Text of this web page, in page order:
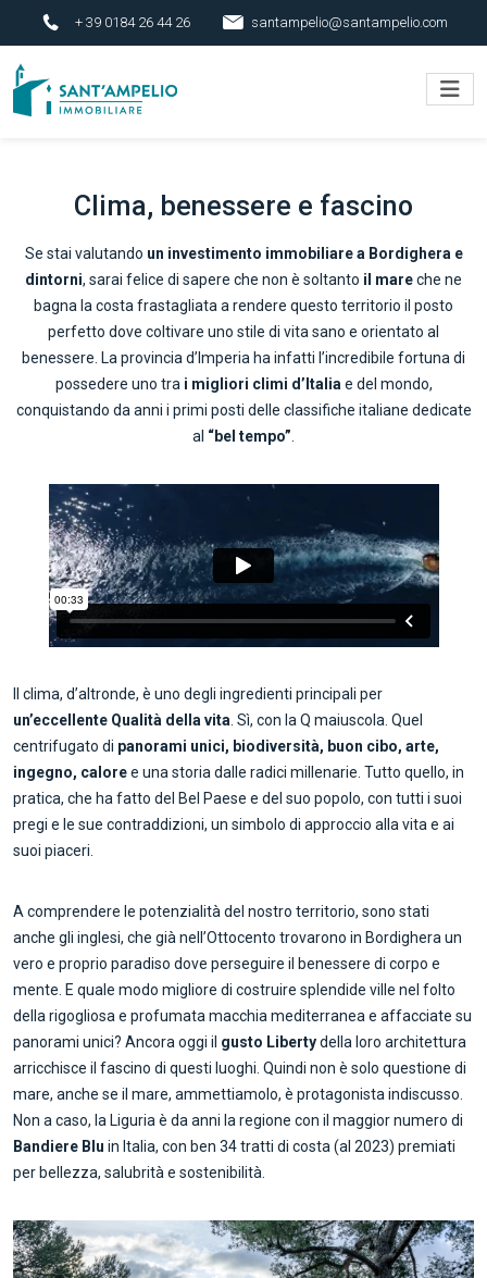
+ 39 0184 26 44 26 santampelio@santampelio.com
Clima, benessere e fascino
Se stai valutando un investimento immobiliare a Bordighera e
dintorni, sarai felice di sapere che non è soltanto il mareche ne
bagna la costa frastagliata a rendere questo territorio il posto
perfetto dove coltivare uno stile di vita sano e orientato al
benessere. La provincia d’Imperia ha infatti l’incredibile fortuna di
possedere uno tra i migliori climi d’Italia e del mondo,
conquistando da anni i primi posti delle classifiche italiane dedicate
al “bel tempo”
Il clima, d’altronde, è uno degli ingredienti principali per
un’eccellente Qualità della vita . Sì, con la Q maiuscola. Quel
centrifugato di panorami unici, biodiversità, buon cibo, arte,
ingegno, caloree una storia dalle radici millenarie. Tutto quello, in
pratica, che ha fatto del Bel Paese e del suo popolo, con tutti i suoi
pregi e le sue contraddizioni, un simbolo di approccio alla vita e ai
suoi piaceri.
A comprendere le potenzialità del nostro territorio, sono stati
anche gli inglesi, che già nell’Ottocento trovarono in Bordighera un
vero e proprio paradiso dove perseguire il benessere di corpo e
mente. E quale modo migliore di costruire splendide ville nel folto
della rigogliosa e profumata macchia mediterranea e affacciate su
panorami unici? Ancora oggi il gusto Libertydella loro architettura
arricchisce il fascino di questi luoghi. Quindi non è solo questione di
mare, anche se il mare, ammettiamolo, è protagonista indiscusso.
Non a caso, la Liguria è da anni la regione con il maggior numero di
Bandiere Blu in Italia, con ben 34 tratti di costa (al 2023) premiati
per bellezza, salubrità e sostenibilità.